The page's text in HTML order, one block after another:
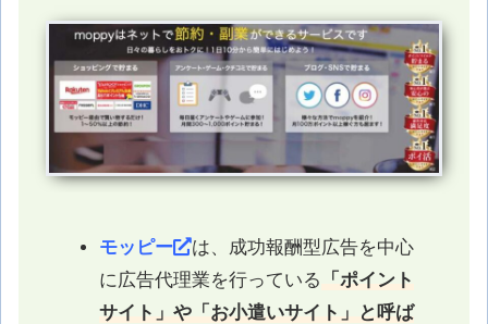
モッピー
は、成功報酬型広告を中心
に広告代理業を行っている 「ポイント
サイト」や「お小遣いサイト」と呼ば